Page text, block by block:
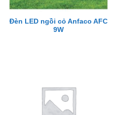
Đèn LED ngồi cỏ Anfaco AFC
9W